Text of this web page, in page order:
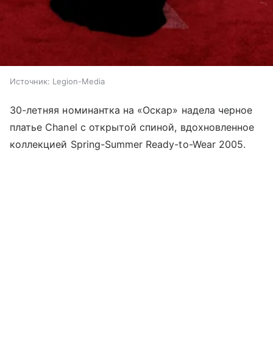
Источник: Legion-Media
30-летняя номинантка на «Оскар» надела черное
платье Chanel c открытой спиной, вдохновленное
коллекцией Spring-Summer Ready-to-Wear 2005.